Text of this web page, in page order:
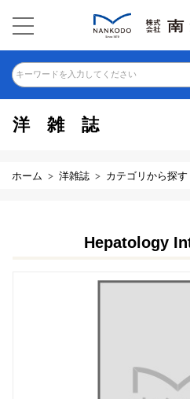
キーワードを入力してください
洋雑誌
ホーム 洋雑誌 カテゴリから探す
Hepatology